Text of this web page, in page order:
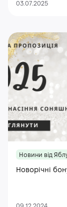
03.07.2025
Новини від
Новорічні